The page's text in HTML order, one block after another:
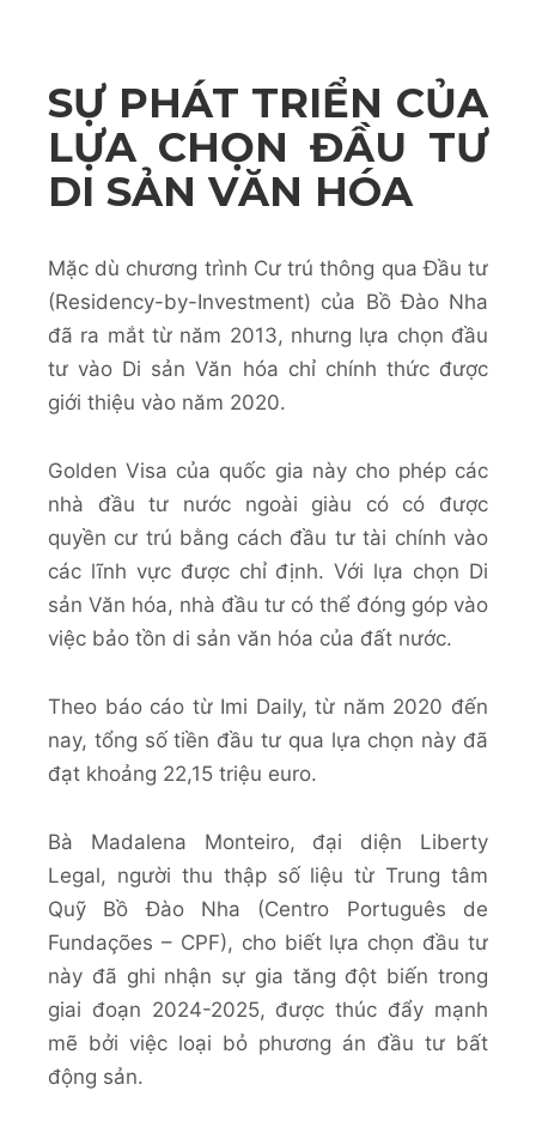
SỰ PHÁT TRIỂN CỦA
LỰA CHỌN ĐẦU TƯ
DI SẢN VĂN HÓA
Mặc dù chương trình Cư trú thông qua Đầu tư
(Residency-by-Investment) của Bồ Đào Nha
đã ra mắt từ năm 2013, nhưng lựa chọn đầu
tư vào Di sản Văn hóa chỉ chính thức được
giới thiệu vào năm 2020.
Golden Visa của quốc gia này cho phép các
nhà đầu tư nước ngoài giàu có có được
quyền cư trú bằng cách đầu tư tài chính vào
các lĩnh vực được chỉ định. Với lựa chọn Di
sản Văn hóa, nhà đầu tư có thể đóng góp vào
việc bảo tồn di sản văn hóa của đất nước.
Theo báo cáo từ Imi Daily, từ năm 2020 đến
nay, tổng số tiền đầu tư qua lựa chọn này đã
đạt khoảng 22,15 triệu euro.
Bà Madalena Monteiro, đại diện Liberty
Legal, người thu thập số liệu từ Trung tâm
Quỹ Bồ Đào Nha (Centro Português de
Fundações – CPF), cho biết lựa chọn đầu tư
này đã ghi nhận sự gia tăng đột biến trong
giai đoạn 2024-2025, được thúc đẩy mạnh
mẽ bởi việc loại bỏ phương án đầu tư bất
động sản.